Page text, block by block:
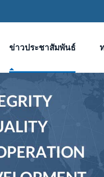
ข่าวประชาสัมพันธ์